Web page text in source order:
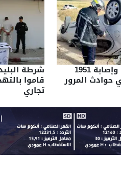
وفاة 74 شخصا وإصابة 1951
حوادث المرور قاموا
تجاري